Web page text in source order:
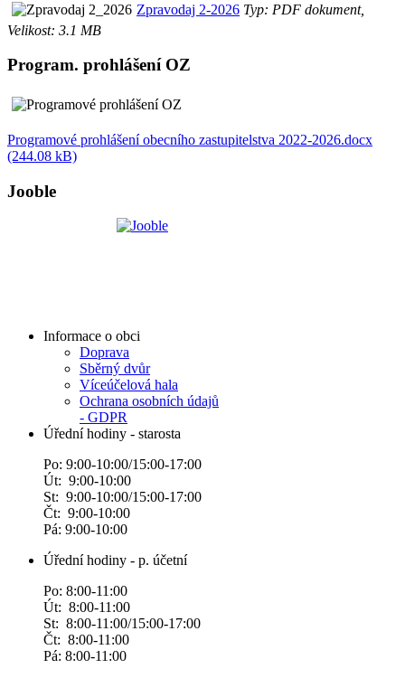
Zpravodaj 2-2026 Typ: PDF dokument,
Velikost: 3.1 MB
Program. prohlášení OZ
Programové prohlášení obecního zastupitelstva 2022-2026.docx
(244.08 kB)
Jooble
Informace o obci
Doprava
Sběrný dvůr
Víceúčelová hala
Ochrana osobních údajů
- GDPR
Úřední hodiny - starosta
Po: 9:00-10:00/15:00-17:00
Út: 9:00-10:00
St: 9:00-10:00/15:00-17:00
Čt: 9:00-10:00
Pá: 9:00-10:00
Úřední hodiny - p. účetní
Po: 8:00-11:00
Út: 8:00-11:00
St: 8:00-11:00/15:00-17:00
Čt: 8:00-11:00
Pá: 8:00-11:00